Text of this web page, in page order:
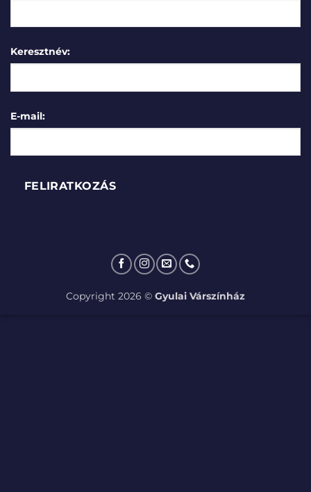
Keresztnév:
E-mail:
Copyright 2026 © Gyulai Várszínház